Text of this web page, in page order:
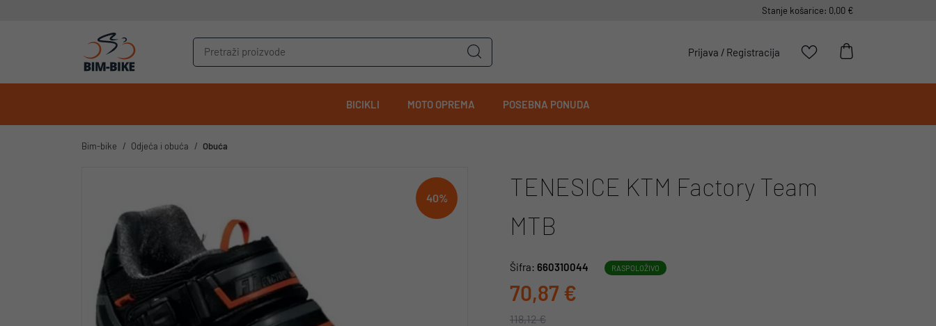
Stanje košarice: 0,00 €
Prijava / Registracija
BICIKLI MOTO OPREMA POSEBNA PONUDA
Bim-bike Odjeća i obuća Obuća
40%
TENESICE KTM Factory Team
MTB
Šifra: 660310044 RASPOLOŽIVO
70,87 €
118,12 €